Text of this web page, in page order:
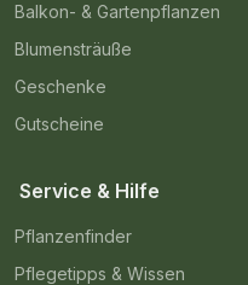
Balkon- & Gartenpflanzen
Blumensträuße
Geschenke
Gutscheine
Service & Hilfe
Pflanzenfinder
Pflegetipps & Wissen